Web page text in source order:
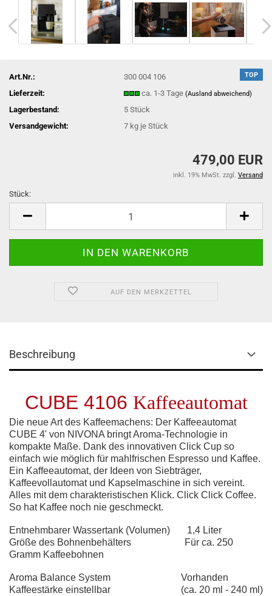
TOP
Art.Nr.:
300 004 106
Lieferzeit:
ca. 1-3 Tage(Ausland abweichend)
Lagerbestand: 5Stück
Versandgewicht:
7 kg je Stück
479,00 EUR
inkl. 19% MwSt. zzgl. Versand
Stück:
AUF DEN MERKZETTEL
Beschreibung
CUBE 4106 Kaffeeautomat
Die neue Art des Kaffeemachens: Der Kaffeeautomat
CUBE 4' von NIVONA bringt Aroma-Technologie in
kompakte Maße. Dank des innovativen Click Cup so
einfach wie möglich für mahlfrischen Espresso und Kaffee.
Ein Kaffeeautomat, der Ideen von Siebträger,
Kaffeevollautomat und Kapselmaschine in sich vereint.
Alles mit dem charakteristischen Klick. Click Click Coffee.
So hat Kaffee noch nie geschmeckt.
Entnehmbarer Wassertank (Volumen) 1,4 Liter
Größe des Bohnenbehälters Für ca. 250
Gramm Kaffeebohnen
Aroma Balance System Vorhanden
Kaffeestärke einstellbar (ca. 20 ml - 240 ml)